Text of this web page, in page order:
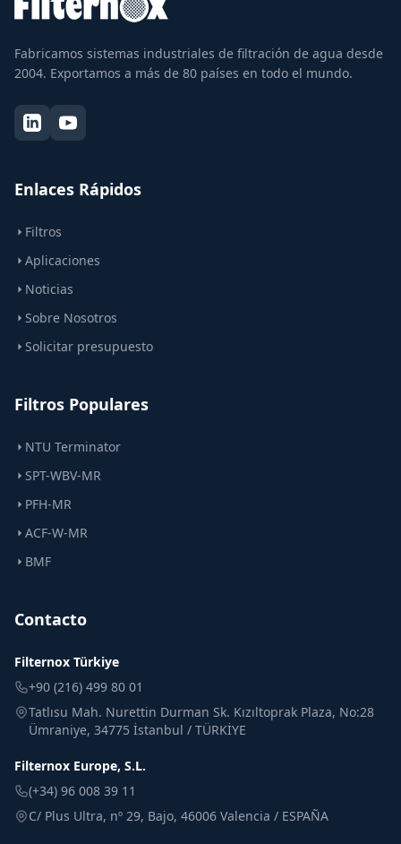
Fabricamos sistemas industriales de filtración de agua desde
2004. Exportamos a más de 80 países en todo el mundo.
Enlaces Rápidos
Filtros
Aplicaciones
Noticias
Sobre Nosotros
Solicitar presupuesto
Filtros Populares
NTU Terminator
SPT-WBV-MR
PFH-MR
ACF-W-MR
BMF
Contacto
Filternox Türkiye
+90 (216) 499 80 01
Tatlısu Mah. Nurettin Durman Sk. Kızıltoprak Plaza, No:28
Ümraniye, 34775 İstanbul / TÜRKİYE
Filternox Europe, S.L.
(+34) 96 008 39 11
C/ Plus Ultra, nº 29, Bajo, 46006 Valencia / ESPAÑA